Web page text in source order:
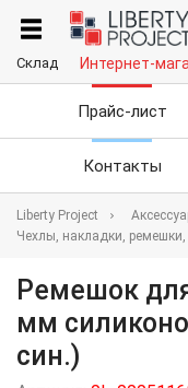
Склад Интернет-
Прайс-лист
Контакты
Liberty Project
Чехлы, накладки, ремешки,
Ремешок
мм
син.)